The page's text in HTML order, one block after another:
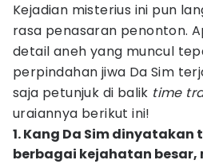
Kejadian misterius ini pun
rasa penasaran penonton.
detail aneh yang muncul
perpindahan jiwa Da Sim
saja petunjuk di balik time
uraiannya berikut ini!
1. Kang Da Sim
berbagai kejahatan besar,